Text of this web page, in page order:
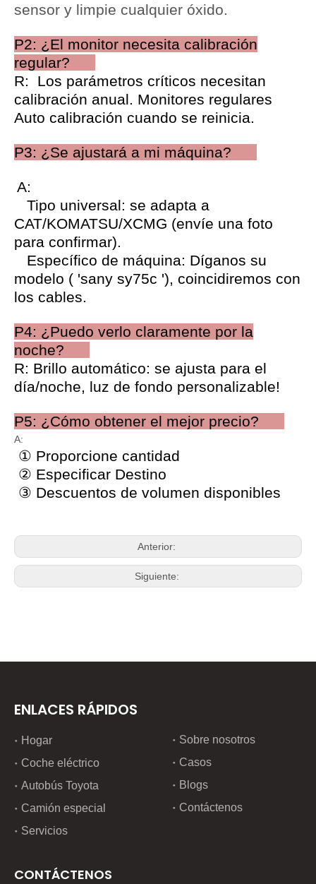
sensor y limpie cualquier óxido.
P2: ¿El monitor necesita calibración
regular?
R: Los parámetros críticos necesitan
calibración anual. Monitores regulares
Auto calibración cuando se reinicia.
P3: ¿Se ajustará a mi máquina?
A:
Tipo universal: se adapta a
CAT/KOMATSU/XCMG (envíe una foto
para confirmar).
Específico de máquina: Díganos su
modelo ( 'sany sy75c '), coincidiremos con
los cables.
P4: ¿Puedo verlo claramente por la
noche?
R: Brillo automático: se ajusta para el
día/noche, luz de fondo personalizable!
P5: ¿Cómo obtener el mejor precio?
A:
① Proporcione cantidad
② Especificar Destino
③ Descuentos de volumen disponibles
Anterior:
Siguiente:
ENLACES RÁPIDOS
Hogar
Coche eléctrico
Autobús Toyota
Camión especial
Servicios
Sobre nosotros
Casos
Blogs
Contáctenos
CONTÁCTENOS